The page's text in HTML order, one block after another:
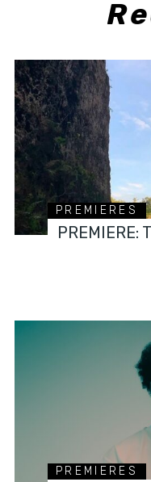
PREMIERES
PREMIERE:
PREMIERES